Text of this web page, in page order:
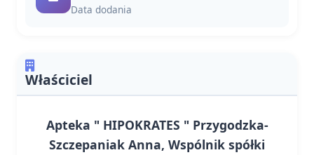
Data dodania
Właściciel
Apteka " HIPOKRATES " Przygodzka-
Szczepaniak Anna, Wspólnik spółki